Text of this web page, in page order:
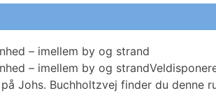
– imellem by og strand
– imellem by og
Johs. Buchholtzvej finder du denne